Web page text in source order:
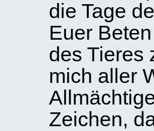
die Tage
Euer
des Tieres
mich aller
Zeichen,